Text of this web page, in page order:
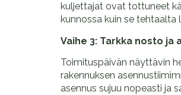
kuljettajat ovat tottuneet
kunnossa kuin se tehtaalta
Vaihe 3: Tarkka nosto ja
Toimituspäivän näyttävin
rakennuksen
asennus sujuu nopeasti ja